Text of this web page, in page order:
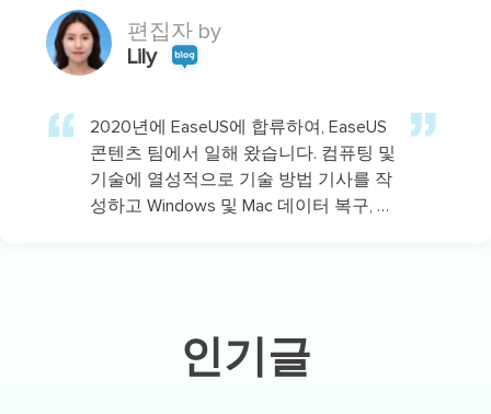
편집자 by
Lily
2020년에 EaseUS에 합류하여, EaseUS
콘텐츠 팀에서 일해 왔습니다. 컴퓨팅 및
기술에 열성적으로 기술 방법 기사를 작
성하고 Windows 및 Mac 데이터 복구, 파
인기글